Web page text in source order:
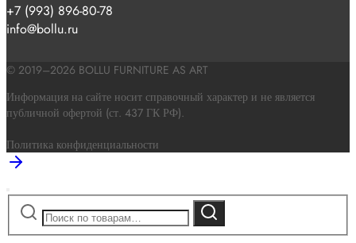
+7 (993) 896-80-78
info@bollu.ru
© 2019–2026 BOLLU FURNITURE AS ART
Информация на сайте носит справочный характер и не является
публичной офертой (ст. 437 ГК РФ).
Политика конфиденциальности
Искать: Поиск